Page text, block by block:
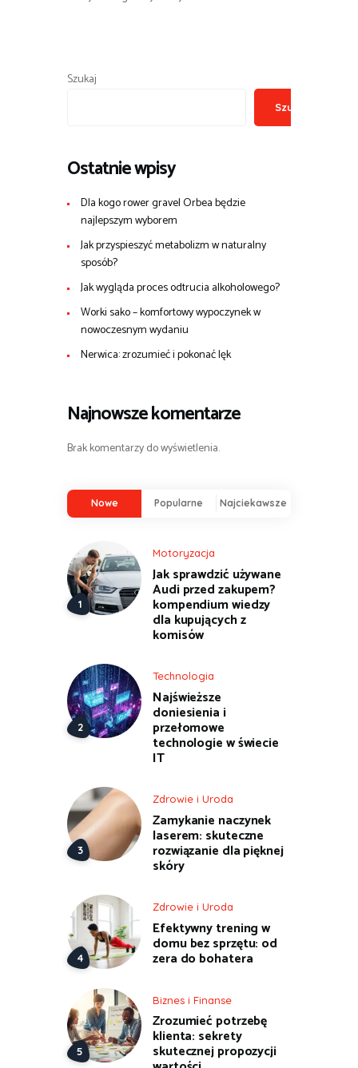
Szukaj
Szukaj
Ostatnie wpisy
Dla kogo rower gravel Orbea będzie
najlepszym wyborem
Jak przyspieszyć metabolizm w naturalny
sposób?
Jak wygląda proces odtrucia alkoholowego?
Worki sako – komfortowy wypoczynek w
nowoczesnym wydaniu
Nerwica: zrozumieć i pokonać lęk
Najnowsze komentarze
Brak komentarzy do wyświetlenia.
Nowe Popularne Najciekawsze
Motoryzacja
Jak sprawdzić używane
Audi przed zakupem?
kompendium wiedzy
dla kupujących z
komisów
Technologia
Najświeższe
doniesienia i
przełomowe
technologie w świecie
IT
Zdrowie i Uroda
Zamykanie naczynek
laserem: skuteczne
rozwiązanie dla pięknej
skóry
Zdrowie i Uroda
Efektywny trening w
domu bez sprzętu: od
zera do bohatera
Biznes i Finanse
Zrozumieć potrzebę
klienta: sekrety
skutecznej propozycji